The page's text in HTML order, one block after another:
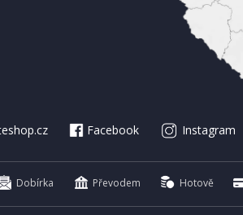
Facebook Instagram
Dobírka Převodem Hotově